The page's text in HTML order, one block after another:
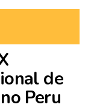
de
Peru